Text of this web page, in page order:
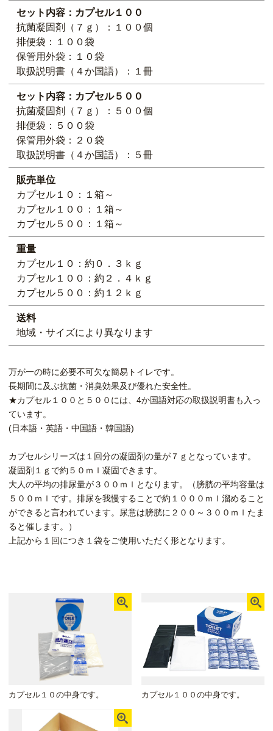
セット内容：カプセル１００
抗菌凝固剤（７ｇ）：１００個
排便袋：１００袋
保管用外袋：１０袋
取扱説明書（４か国語）：１冊
セット内容：カプセル５００
抗菌凝固剤（７ｇ）：５００個
排便袋：５００袋
保管用外袋：２０袋
取扱説明書（４か国語）：５冊
販売単位
カプセル１０：１箱～
カプセル１００：１箱～
カプセル５００：１箱～
重量
カプセル１０：約０．３ｋｇ
カプセル１００：約２．４ｋｇ
カプセル５００：約１２ｋｇ
送料
地域・サイズにより異なります
万が一の時に必要不可欠な簡易トイレです。
長期間に及ぶ抗菌・消臭効果及び優れた安全性。
★カプセル１００と５００には、4か国語対応の取扱説明書も入っ
ています。
(日本語・英語・中国語・韓国語)
カプセルシリーズは１回分の凝固剤の量が７ｇとなっています。
凝固剤１ｇで約５０ｍｌ凝固できます。
大人の平均の排尿量が３００ｍｌとなります。（膀胱の平均容量は
５００ｍｌです。排尿を我慢することで約１０００ｍｌ溜めること
ができると言われています。尿意は膀胱に２００～３００ｍｌたま
ると催します。）
上記から１回につき１袋をご使用いただく形となります。
カプセル１０の中身です。 カプセル１００の中身です。